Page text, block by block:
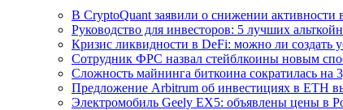
В CryptoQuant заявили о снижении активности
Руководство для инвесторов: 5 лучших
Кризис ликвидности в DeFi: можно ли создать
Сотрудник ФРС назвал стейблкоины новым
Сложность майнинга биткоина сократилась на
Предложение Arbitrum об инвестициях в ETH
Электромобиль Geely EX5: объявлены цены в